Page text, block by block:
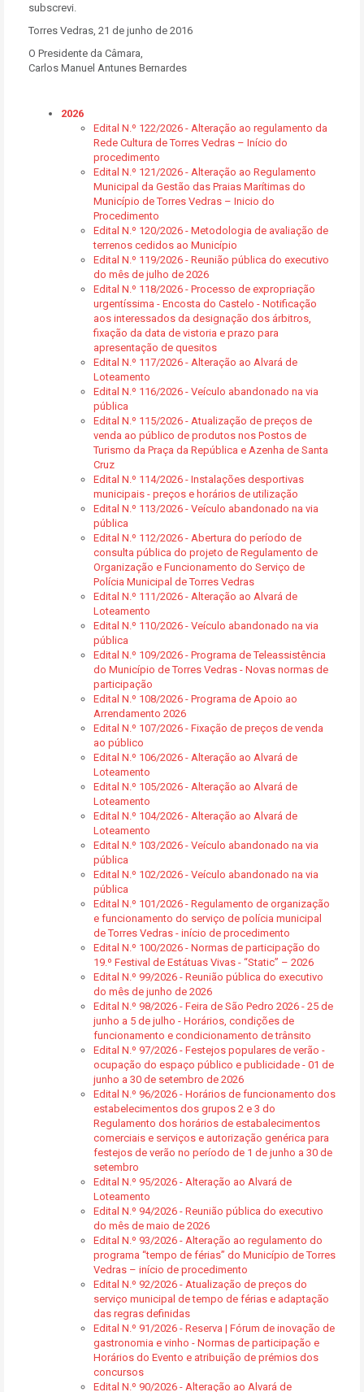
subscrevi.
Torres Vedras, 21 de junho de 2016
O Presidente da Câmara,
Carlos Manuel Antunes Bernardes
2026
Edital N.º 122/2026 - Alteração ao regulamento da
Rede Cultura de Torres Vedras – Início do
procedimento
Edital N.º 121/2026 - Alteração ao Regulamento
Municipal da Gestão das Praias Marítimas do
Município de Torres Vedras – Inicio do
Procedimento
Edital N.º 120/2026 - Metodologia de avaliação de
terrenos cedidos ao Município
Edital N.º 119/2026 - Reunião pública do executivo
do mês de julho de 2026
Edital N.º 118/2026 - Processo de expropriação
urgentíssima - Encosta do Castelo - Notificação
aos interessados da designação dos árbitros,
fixação da data de vistoria e prazo para
apresentação de quesitos
Edital N.º 117/2026 - Alteração ao Alvará de
Loteamento
Edital N.º 116/2026 - Veículo abandonado na via
pública
Edital N.º 115/2026 - Atualização de preços de
venda ao público de produtos nos Postos de
Turismo da Praça da República e Azenha de Santa
Cruz
Edital N.º 114/2026 - Instalações desportivas
municipais - preços e horários de utilização
Edital N.º 113/2026 - Veículo abandonado na via
pública
Edital N.º 112/2026 - Abertura do período de
consulta pública do projeto de Regulamento de
Organização e Funcionamento do Serviço de
Polícia Municipal de Torres Vedras
Edital N.º 111/2026 - Alteração ao Alvará de
Loteamento
Edital N.º 110/2026 - Veículo abandonado na via
pública
Edital N.º 109/2026 - Programa de Teleassistência
do Município de Torres Vedras - Novas normas de
participação
Edital N.º 108/2026 - Programa de Apoio ao
Arrendamento 2026
Edital N.º 107/2026 - Fixação de preços de venda
ao público
Edital N.º 106/2026 - Alteração ao Alvará de
Loteamento
Edital N.º 105/2026 - Alteração ao Alvará de
Loteamento
Edital N.º 104/2026 - Alteração ao Alvará de
Loteamento
Edital N.º 103/2026 - Veículo abandonado na via
pública
Edital N.º 102/2026 - Veículo abandonado na via
pública
Edital N.º 101/2026 - Regulamento de organização
e funcionamento do serviço de polícia municipal
de Torres Vedras - início de procedimento
Edital N.º 100/2026 - Normas de participação do
19.º Festival de Estátuas Vivas - “Static” – 2026
Edital N.º 99/2026 - Reunião pública do executivo
do mês de junho de 2026
Edital N.º 98/2026 - Feira de São Pedro 2026 - 25 de
junho a 5 de julho - Horários, condições de
funcionamento e condicionamento de trânsito
Edital N.º 97/2026 - Festejos populares de verão -
ocupação do espaço público e publicidade - 01 de
junho a 30 de setembro de 2026
Edital N.º 96/2026 - Horários de funcionamento dos
estabelecimentos dos grupos 2 e 3 do
Regulamento dos horários de estabalecimentos
comerciais e serviços e autorização genérica para
festejos de verão no período de 1 de junho a 30 de
setembro
Edital N.º 95/2026 - Alteração ao Alvará de
Loteamento
Edital N.º 94/2026 - Reunião pública do executivo
do mês de maio de 2026
Edital N.º 93/2026 - Alteração ao regulamento do
programa “tempo de férias” do Município de Torres
Vedras – início de procedimento
Edital N.º 92/2026 - Atualização de preços do
serviço municipal de tempo de férias e adaptação
das regras definidas
Edital N.º 91/2026 - Reserva | Fórum de inovação de
gastronomia e vinho - Normas de participação e
Horários do Evento e atribuição de prémios dos
concursos
Edital N.º 90/2026 - Alteração ao Alvará de